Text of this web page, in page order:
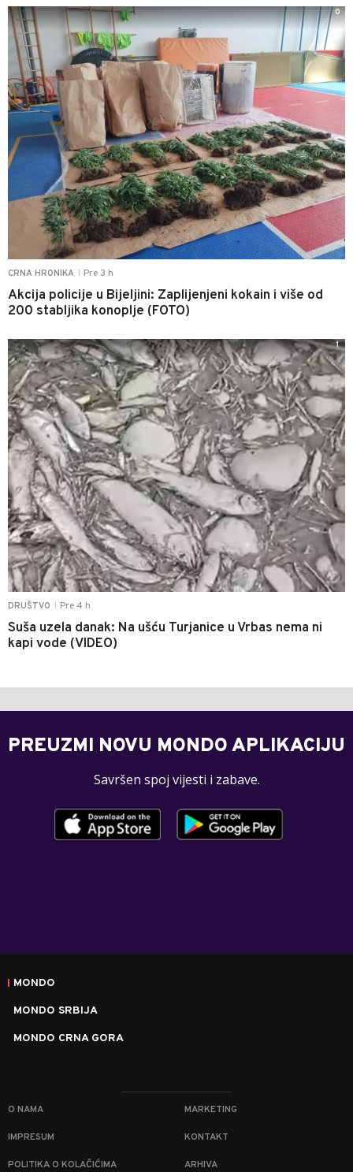
CRNA HRONIKA Pre 3 h
Akcija policije u Bijeljini: Zaplijenjeni kokain i više od
200 stabljika konoplje (FOTO)
0
DRUŠTVO Pre 4 h
Suša uzela danak: Na ušću Turjanice u Vrbas nema ni
kapi vode (VIDEO)
1
PREUZMI NOVU MONDO APLIKACIJU
Savršen spoj vijesti i zabave.
MONDO
MONDO SRBIJA
MONDO CRNA GORA
O NAMA MARKETING
IMPRESUM KONTAKT
POLITIKA O KOLAČIĆIMA ARHIVA